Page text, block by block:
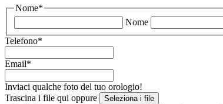
Nome*
Nome
Telefono*
Email*
Inviaci qualche foto del tuo orologio!
Trascina i file qui oppure
Seleziona i file